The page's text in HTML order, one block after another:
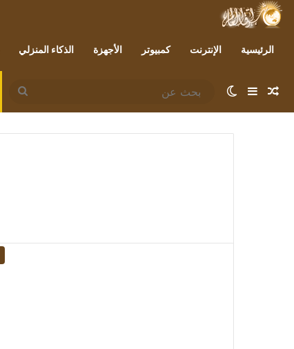
الرئيسية الإنترنت كمبيوتر الأجهزة الذكاء المنزلي
مقال عشوائي
إضافة عمود جانبي
الوضع المظلم
بحث
عن